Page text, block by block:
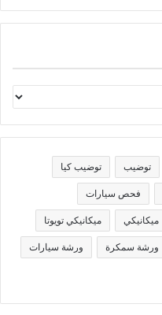
توضيب توضيب كيا
فحص سيارات
ميكانيكي ميكانيكي تويوتا
ورشة سمكرة ورشة سيارات